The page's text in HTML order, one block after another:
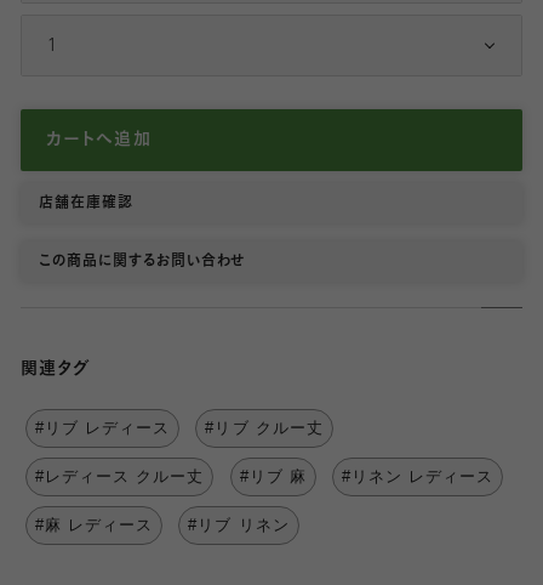
カートへ追加
店舗在庫確認
この商品に関するお問い合わせ
関連タグ
#リブ レディース #リブ クルー丈
#レディース クルー丈 #リブ 麻 #リネン レディース
#麻 レディース #リブ リネン